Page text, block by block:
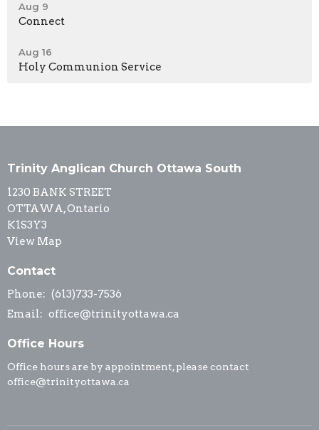
Aug 9
Connect
Aug 16
Holy Communion Service
Trinity Anglican Church Ottawa South
1230 BANK STREET
OTTAWA, Ontario
K1S3Y3
View Map
Contact
Phone: (613)733-7536
Email: office@trinityottawa.ca
Office Hours
Office hours are by appointment, please contact
office@trinityottawa.ca